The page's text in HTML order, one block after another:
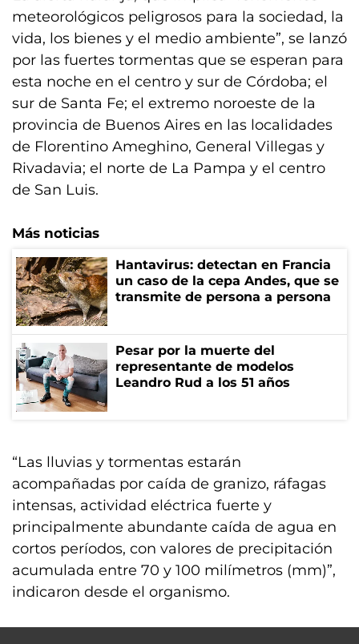
meteorológicos peligrosos para la sociedad, la
vida, los bienes y el medio ambiente”, se lanzó
por las fuertes tormentas que se esperan para
esta noche en el centro y sur de Córdoba; el
sur de Santa Fe; el extremo noroeste de la
provincia de Buenos Aires en las localidades
de Florentino Ameghino, General Villegas y
Rivadavia; el norte de La Pampa y el centro
de San Luis.
Más noticias
Hantavirus: detectan en Francia
un caso de la cepa Andes, que se
transmite de persona a persona
Pesar por la muerte del
representante de modelos
Leandro Rud a los 51 años
“Las lluvias y tormentas estarán
acompañadas por caída de granizo, ráfagas
intensas, actividad eléctrica fuerte y
principalmente abundante caída de agua en
cortos períodos, con valores de precipitación
acumulada entre 70 y 100 milímetros (mm)”,
indicaron desde el organismo.